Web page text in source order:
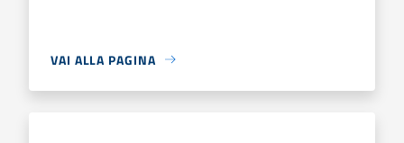
VAI ALLA PAGINA